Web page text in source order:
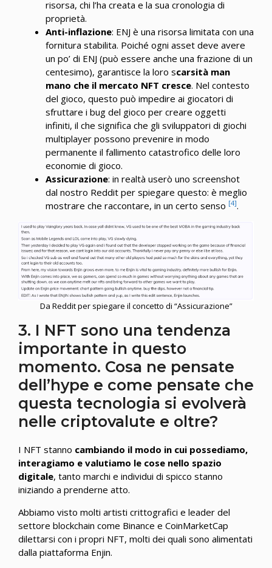
risorsa, chi l’ha creata e la sua cronologia di
proprietà.
Anti-inflazione: ENJ è una risorsa limitata con una
fornitura stabilita. Poiché ogni asset deve avere
un po’ di ENJ (può essere anche una frazione di un
centesimo), garantisce la loro scarsità man
mano che il mercato NFT cresce. Nel contesto
del gioco, questo può impedire ai giocatori di
sfruttare i bug del gioco per creare oggetti
infiniti, il che significa che gli sviluppatori di giochi
multiplayer possono prevenire in modo
permanente il fallimento catastrofico delle loro
economie di gioco.
Assicurazione: in realtà userò uno screenshot
dal nostro Reddit per spiegare questo: è meglio
mostrare che raccontare, in un certo senso [4].
Da Reddit per spiegare il concetto di “Assicurazione”
3. I NFT sono una tendenza
importante in questo
momento. Cosa ne pensate
dell’hype e come pensate che
questa tecnologia si evolverà
nelle criptovalute e oltre?
I NFT stanno cambiando il modo in cui possediamo,
interagiamo e valutiamo le cose nello spazio
digitale, tanto marchi e individui di spicco stanno
iniziando a prenderne atto.
Abbiamo visto molti artisti crittografici e leader del
settore blockchain come Binance e CoinMarketCap
dilettarsi con i propri NFT, molti dei quali sono alimentati
dalla piattaforma Enjin.